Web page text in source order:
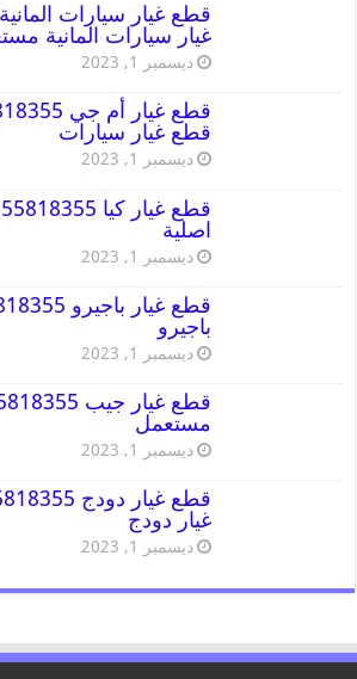
غيار سيارات المانية
ديسمبر 1, 2023
قطع غيار سيارات
ديسمبر 1, 2023
اصلية
ديسمبر 1, 2023
باجيرو
ديسمبر 1, 2023
مستعمل
ديسمبر 1, 2023
غيار دودج
ديسمبر 1, 2023